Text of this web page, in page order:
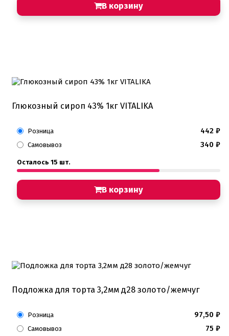
В корзину
Глюкозный сироп 43% 1кг VITALIKA
Розница 442 ₽
Самовывоз 340 ₽
Осталось 15 шт.
В корзину
Подложка для торта 3,2мм д28 золото/жемчуг
Розница 97,50 ₽
Самовывоз 75 ₽